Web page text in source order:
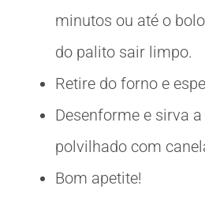
minutos ou até o
do palito sair limpo.
Retire do forno e
Desenforme e sirva a
polvilhado com
Bom apetite!